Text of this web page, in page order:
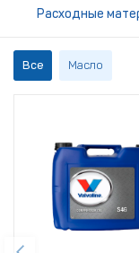
Расходные
Все Масло